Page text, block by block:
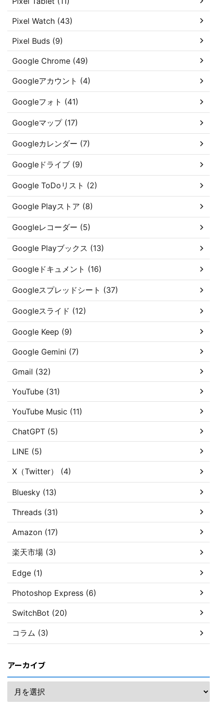
Pixel Watch (43)
Pixel Buds (9)
Google Chrome (49)
Googleアカウント (4)
Googleフォト (41)
Googleマップ (17)
Googleカレンダー (7)
Googleドライブ (9)
Google ToDoリスト (2)
Google Playストア (8)
Googleレコーダー (5)
Google Playブックス (13)
Googleドキュメント (16)
Googleスプレッドシート (37)
Googleスライド (12)
Google Keep (9)
Google Gemini (7)
Gmail (32)
YouTube (31)
YouTube Music (11)
ChatGPT (5)
LINE (5)
X（Twitter） (4)
Bluesky (13)
Threads (31)
Amazon (17)
楽天市場 (3)
Edge (1)
Photoshop Express (6)
SwitchBot (20)
コラム (3)
アーカイブ